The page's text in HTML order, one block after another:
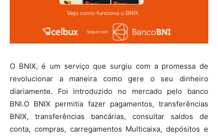
O BNIX, é um serviço que surgiu com a promessa de
revolucionar a maneira como gere o seu dinheiro
diariamente. Foi introduzido no mercado pelo banco
BNI.O BNIX permitia fazer pagamentos, transferências
BNIX, transferências bancárias, consultar saldos de
conta, compras, carregamentos Multicaixa, depósitos e